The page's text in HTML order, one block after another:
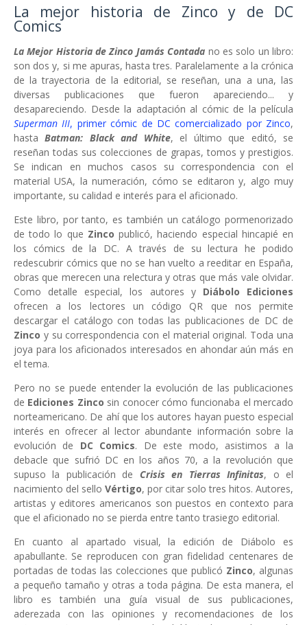
La mejor historia de Zinco y de DC
Comics
La Mejor Historia de Zinco Jamás Contada no es solo un libro:
son dos y, si me apuras, hasta tres. Paralelamente a la crónica
de la trayectoria de la editorial, se reseñan, una a una, las
diversas publicaciones que fueron apareciendo... y
desapareciendo. Desde la adaptación al cómic de la película
Superman III, primer cómic de DC comercializado por Zinco,
hastaBatman: Black and White, el último que editó, se
reseñan todas sus colecciones de grapas, tomos y prestigios.
Se indican en muchos casos su correspondencia con el
material USA, la numeración, cómo se editaron y, algo muy
importante, su calidad e interés para el aficionado.
Este libro, por tanto, es también un catálogo pormenorizado
de todo lo que Zincopublicó, haciendo especial hincapié en
los cómics de la DC. A través de su lectura he podido
redescubrir cómics que no se han vuelto a reeditar en España,
obras que merecen una relectura y otras que más vale olvidar.
Como detalle especial, los autores y Diábolo Ediciones
ofrecen a los lectores un código QR que nos permite
descargar el catálogo con todas las publicaciones de DC de
Zinco y su correspondencia con el material original. Toda una
joya para los aficionados interesados en ahondar aún más en
el tema.
Pero no se puede entender la evolución de las publicaciones
de Ediciones Zinco sin conocer cómo funcionaba el mercado
norteamericano. De ahí que los autores hayan puesto especial
interés en ofrecer al lector abundante información sobre la
evolución de DC Comics. De este modo, asistimos a la
debacle que sufrió DC en los años 70, a la revolución que
supuso la publicación de Crisis en Tierras Infinitas, o el
nacimiento del sello Vértigo, por citar solo tres hitos. Autores,
artistas y editores americanos son puestos en contexto para
que el aficionado no se pierda entre tanto trasiego editorial.
En cuanto al apartado visual, la edición de Diábolo es
apabullante. Se reproducen con gran fidelidad centenares de
portadas de todas las colecciones que publicó Zinco, algunas
a pequeño tamaño y otras a toda página. De esta manera, el
libro es también una guía visual de sus publicaciones,
aderezada con las opiniones y recomendaciones de los